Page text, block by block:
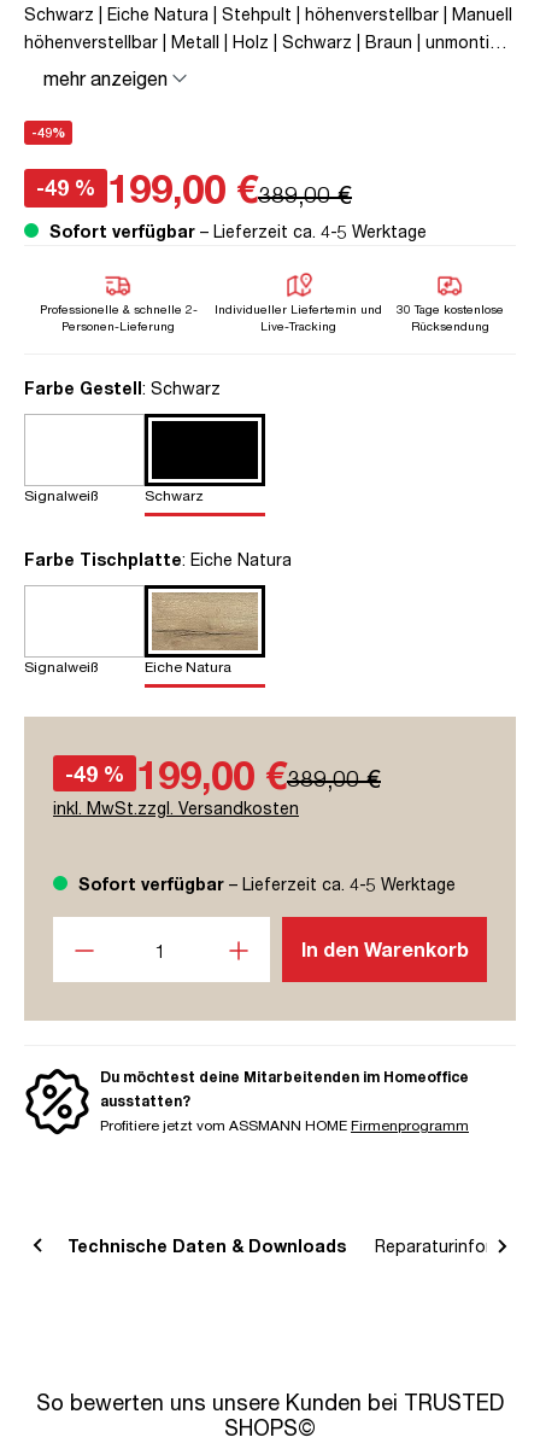
Schwarz | Eiche Natura | Stehpult | höhenverstellbar | Manuell
höhenverstellbar | Metall | Holz | Schwarz | Braun | unmontiert
| Single Desk
mehr anzeigen
-49%
-49 % 199,00 €389,00 €
Sofort verfügbar – Lieferzeit ca. 4-5 Werktage
Professionelle & schnelle 2-
Personen-Lieferung
Individueller Liefertemin und
Live-Tracking
30 Tage kostenlose
Rücksendung
Farbe Gestellauswählen
: Schwarz
Signalweiß Schwarz
Farbe Tischplatteauswählen
: Eiche Natura
Signalweiß Eiche Natura
-49 % 199,00 €389,00 €
inkl. MwSt.zzgl. Versandkosten
Sofort verfügbar – Lieferzeit ca. 4-5 Werktage
In den Warenkorb
Du möchtest deine Mitarbeitenden im Homeoffice
ausstatten?
Profitiere jetzt vom ASSMANN HOME Firmenprogramm
Technische Daten & Downloads
So bewerten uns unsere Kunden bei TRUSTED
SHOPS©